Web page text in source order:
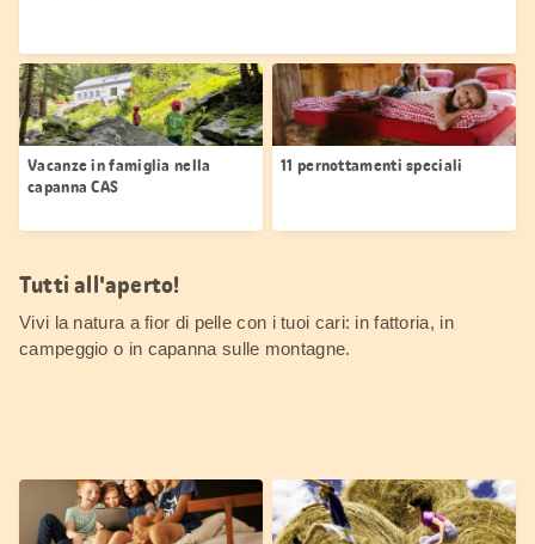
Vacanze in famiglia nella
capanna CAS
11 pernottamenti speciali
Tutti all'aperto!
Vivi la natura a fior di pelle con i tuoi cari: in fattoria, in
campeggio o in capanna sulle montagne.